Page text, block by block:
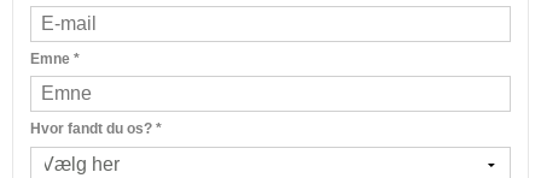
Emne *
Hvor fandt du os? *